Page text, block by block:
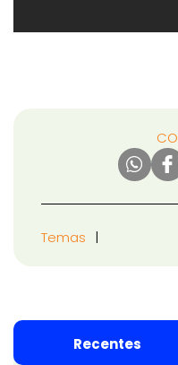
Temas
Recentes